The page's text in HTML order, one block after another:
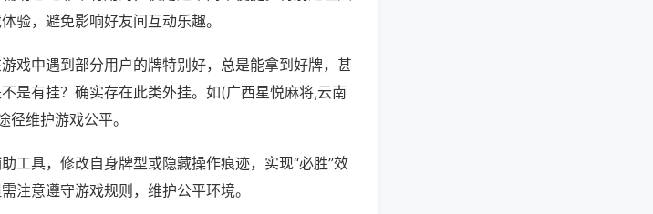
验，避免影响好友间互动乐趣。
戏中遇到部分用户的牌特别好，总是能拿到好牌，甚
是有挂？确实存在此类外挂。如(广西星悦麻将,云南
维护游戏公平。
工具，修改自身牌型或隐藏操作痕迹，实现“必胜”效
注意遵守游戏规则，维护公平环境。